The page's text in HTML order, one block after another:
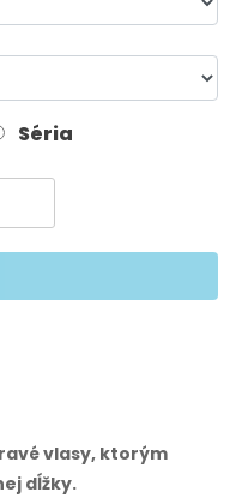
Séria
vlasy, ktorým
dĺžky.